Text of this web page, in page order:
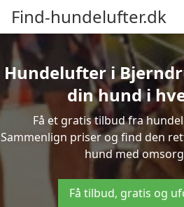
Find-hundelufter.dk
Hundelufter i
din hund i
Få et gratis tilbud fra
Sammenlign priser og find den
hund med
Få tilbud, gratis og